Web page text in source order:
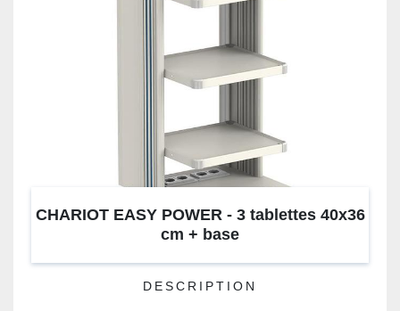
CHARIOT EASY POWER - 3 tablettes 40x36
cm + base
DESCRIPTION